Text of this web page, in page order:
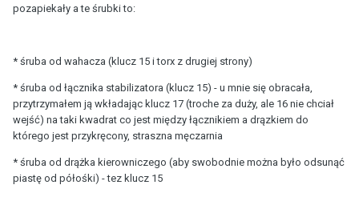
pozapiekały a te śrubki to:
* śruba od wahacza (klucz 15 i torx z drugiej strony)
* śruba od łącznika stabilizatora (klucz 15) - u mnie się obracała,
przytrzymałem ją wkładając klucz 17 (troche za duży, ale 16 nie chciał
wejść) na taki kwadrat co jest między łącznikiem a drązkiem do
którego jest przykręcony, straszna męczarnia
* śruba od drążka kierowniczego (aby swobodnie można było odsunąć
piastę od półośki) - tez klucz 15